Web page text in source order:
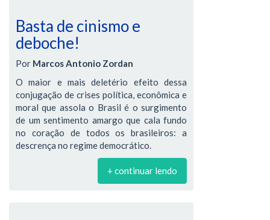
Basta de cinismo e
deboche!
Por Marcos Antonio Zordan
O maior e mais deletério efeito dessa
conjugação de crises política, econômica e
moral que assola o Brasil é o surgimento
de um sentimento amargo que cala fundo
no coração de todos os brasileiros: a
descrença no regime democrático.
+ continuar lendo